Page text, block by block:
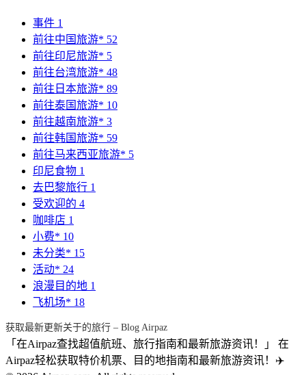
事件 1
前往中国旅游* 52
前往印尼旅游* 5
前往台湾旅游* 48
前往日本旅游* 89
前往泰国旅游* 10
前往越南旅游* 3
前往韩国旅游* 59
前往马来西亚旅游* 5
印尼食物 1
去巴黎旅行 1
受欢迎的 4
咖啡店 1
小费* 10
未分类* 15
活动* 24
浪漫目的地 1
飞机场* 18
获取最新更新关于的旅行 – Blog Airpaz
「在Airpaz查找超值航班、旅行指南和最新旅游资讯！」 在
Airpaz轻松获取特价机票、目的地指南和最新旅游资讯！✈️